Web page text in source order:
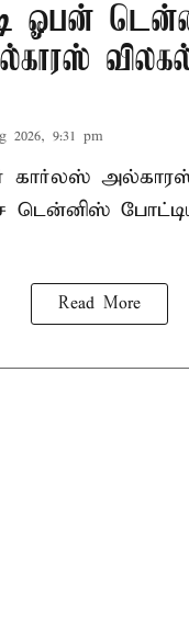
ஓபன்
2026, 9:31 pm
அல்காரஸ்
Read More